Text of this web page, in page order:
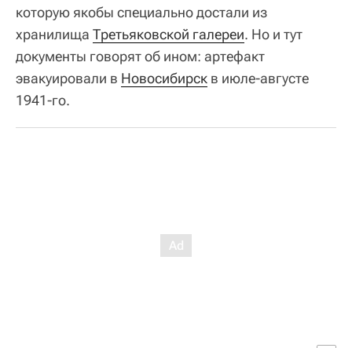
которую якобы специально достали из
хранилища Третьяковской галереи. Но и тут
документы говорят об ином: артефакт
эвакуировали в Новосибирск в июле-августе
1941-го.